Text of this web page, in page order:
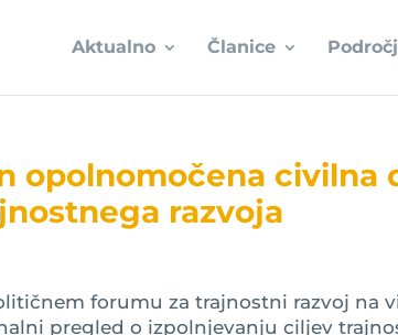
Aktualno Članice
opolnomočena civilna
razvoja
forumu za trajnostni razvoj na
pregled o izpolnjevanju ciljev